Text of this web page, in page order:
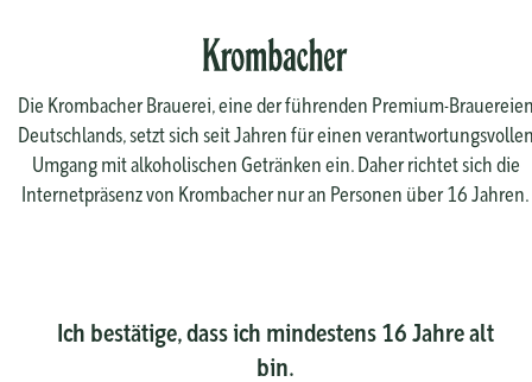
Die Krombacher Brauerei, eine der führenden Premium-
Deutschlands, setzt sich seit Jahren für einen
Umgang mit alkoholischen Getränken ein. Daher richtet sich die
Internetpräsenz von Krombacher nur an Personen über 16 Jahren.
Ich bestätige, dass ich mindestens 16 Jahre alt
bin.